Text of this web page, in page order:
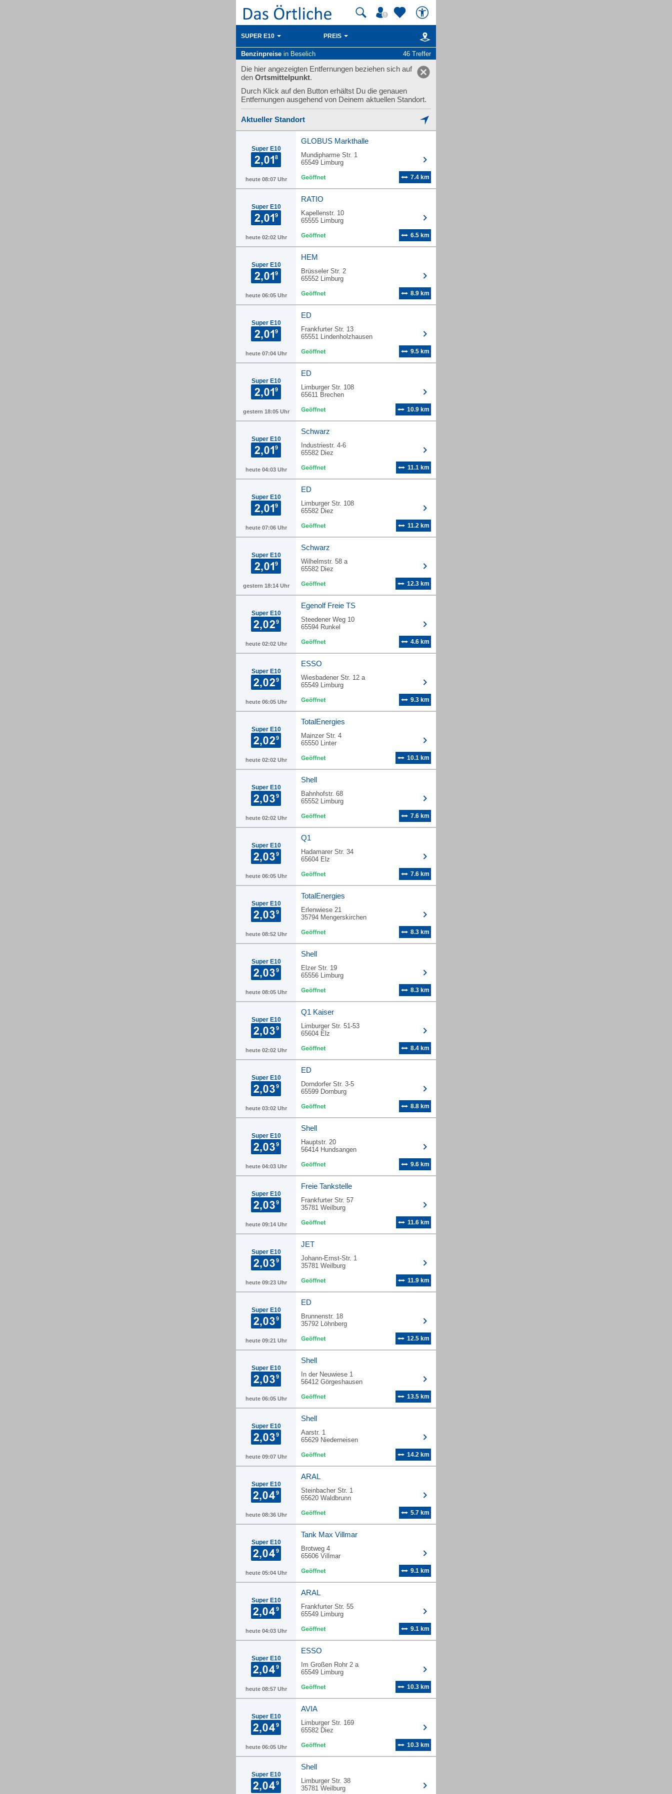
SUPER E10 PREIS
Benzinpreise in Beselich 46 Treffer
Die hier angezeigten Entfernungen beziehen sich auf
den Ortsmittelpunkt.
Durch Klick auf den Button erhältst Du die genauen
Entfernungen ausgehend von Deinem aktuellen Standort.
Aktueller Standort
Super E10
heute 08:07 Uhr
GLOBUS Markthalle
Mundipharme Str. 1
65549 Limburg
7.4 km
Super E10
heute 02:02 Uhr
RATIO
Kapellenstr. 10
65555 Limburg
6.5 km
Super E10
heute 06:05 Uhr
HEM
Brüsseler Str. 2
65552 Limburg
8.9 km
Super E10
heute 07:04 Uhr
ED
Frankfurter Str. 13
65551 Lindenholzhausen
9.5 km
Super E10
gestern 18:05 Uhr
ED
Limburger Str. 108
65611 Brechen
10.9 km
Super E10
heute 04:03 Uhr
Schwarz
Industriestr. 4-6
65582 Diez
11.1 km
Super E10
heute 07:06 Uhr
ED
Limburger Str. 108
65582 Diez
11.2 km
Super E10
gestern 18:14 Uhr
Schwarz
Wilhelmstr. 58 a
65582 Diez
12.3 km
Super E10
heute 02:02 Uhr
Egenolf Freie TS
Steedener Weg 10
65594 Runkel
4.6 km
Super E10
heute 06:05 Uhr
ESSO
Wiesbadener Str. 12 a
65549 Limburg
9.3 km
Super E10
heute 02:02 Uhr
TotalEnergies
Mainzer Str. 4
65550 Linter
10.1 km
Super E10
heute 02:02 Uhr
Shell
Bahnhofstr. 68
65552 Limburg
7.6 km
Super E10
heute 06:05 Uhr
Q1
Hadamarer Str. 34
65604 Elz
7.6 km
Super E10
heute 08:52 Uhr
TotalEnergies
Erlenwiese 21
35794 Mengerskirchen
8.3 km
Super E10
heute 08:05 Uhr
Shell
Elzer Str. 19
65556 Limburg
8.3 km
Super E10
heute 02:02 Uhr
Q1 Kaiser
Limburger Str. 51-53
65604 Elz
8.4 km
Super E10
heute 03:02 Uhr
ED
Dorndorfer Str. 3-5
65599 Dornburg
8.8 km
Super E10
heute 04:03 Uhr
Shell
Hauptstr. 20
56414 Hundsangen
9.6 km
Super E10
heute 09:14 Uhr
Freie Tankstelle
Frankfurter Str. 57
35781 Weilburg
11.6 km
Super E10
heute 09:23 Uhr
JET
Johann-Ernst-Str. 1
35781 Weilburg
11.9 km
Super E10
heute 09:21 Uhr
ED
Brunnenstr. 18
35792 Löhnberg
12.5 km
Super E10
heute 06:05 Uhr
Shell
In der Neuwiese 1
56412 Görgeshausen
13.5 km
Super E10
heute 09:07 Uhr
Shell
Aarstr. 1
65629 Niederneisen
14.2 km
Super E10
heute 08:36 Uhr
ARAL
Steinbacher Str. 1
65620 Waldbrunn
5.7 km
Super E10
heute 05:04 Uhr
Tank Max Villmar
Brotweg 4
65606 Villmar
9.1 km
Super E10
heute 04:03 Uhr
ARAL
Frankfurter Str. 55
65549 Limburg
9.1 km
Super E10
heute 08:57 Uhr
ESSO
Im Großen Rohr 2 a
65549 Limburg
10.3 km
Super E10
heute 06:05 Uhr
AVIA
Limburger Str. 169
65582 Diez
10.3 km
Super E10
Shell
Limburger Str. 38
35781 Weilburg